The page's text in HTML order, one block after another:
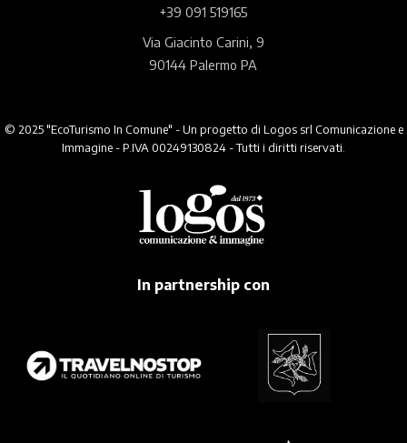
+39 091 519165
Via Giacinto Carini, 9
90144 Palermo PA
© 2025 "EcoTurismo In Comune" - Un progetto di Logos srl Comunicazione e
Immagine - P.IVA 00249130824 - Tutti i diritti riservati.
In partnership con